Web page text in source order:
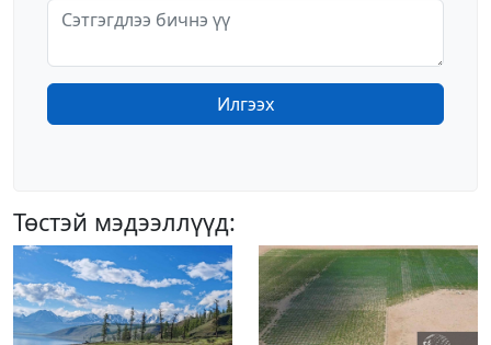
Илгээх
Төстэй мэдээллүүд: